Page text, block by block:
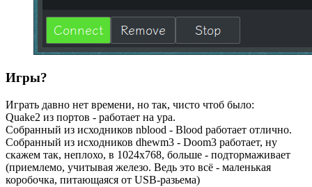
Игры?
Играть давно нет времени, но так, чисто чтоб было:
Quake2 из портов - работает на ура.
Собранный из исходников nblood - Blood работает отлично.
Собранный из исходников dhewm3 - Doom3 работает, ну
скажем так, неплохо, в 1024х768, больше - подтормаживает
(приемлемо, учитывая железо. Ведь это всё - маленькая
коробочка, питающаяся от USB-разьема)